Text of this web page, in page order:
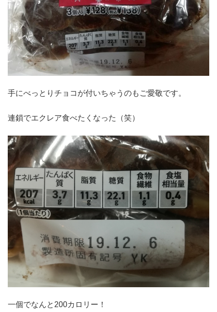
手にべっとりチョコが付いちゃうのもご愛敬です。
連鎖でエクレア食べたくなった（笑）
一個でなんと200カロリー！